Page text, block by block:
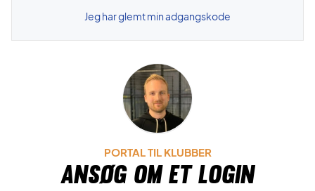
Jeg har glemt min adgangskode
PORTAL TIL KLUBBER
Ansøg om et login